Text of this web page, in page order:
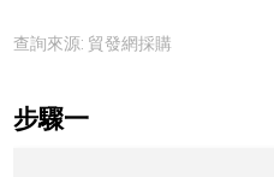
查詢來源: 貿發網採購
步驟一